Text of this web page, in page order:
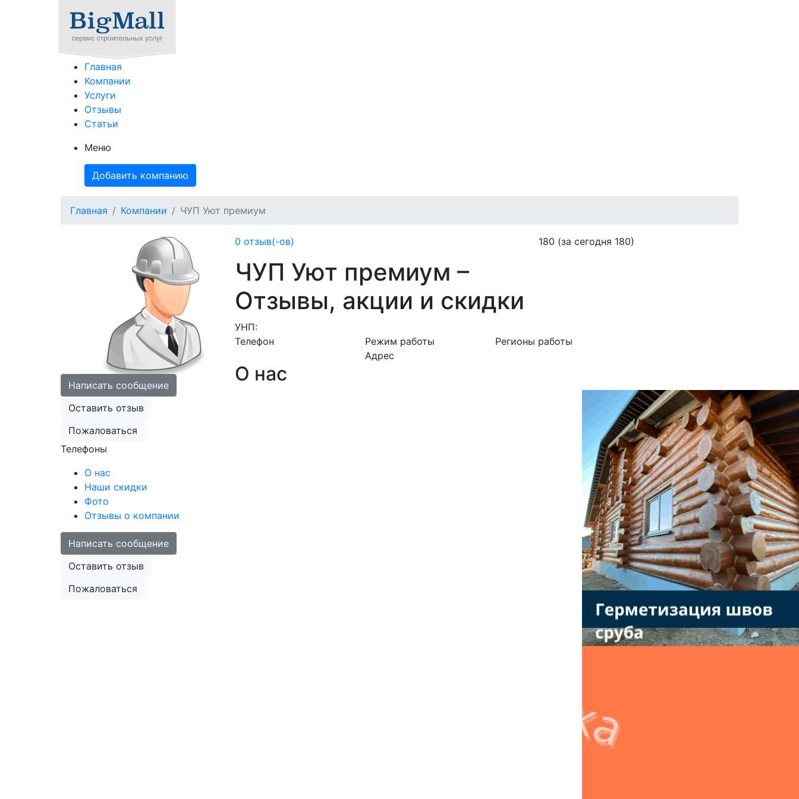
Главная
Компании
Услуги
Отзывы
Статьи
Меню
Добавить компанию
Главная Компании ЧУП Уют премиум
Написать сообщение
Оставить отзыв
Пожаловаться
Телефоны
О нас
Наши скидки
Фото
Отзывы о компании
Написать сообщение
Оставить отзыв
Пожаловаться
0 отзыв(-ов) 180 (за сегодня 180)
ЧУП Уют премиум –
Отзывы, акции и скидки
УНП:
Телефон
Режим работы
Адрес
Регионы работы
О нас